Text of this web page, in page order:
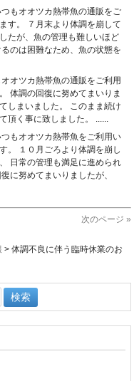
つもオオツカ熱帯魚の通販をご
す。 ７月末より体調を崩して
たが、魚の管理も難しいほど
のは困難なため、魚の状態を
オツカ熱帯魚の通販をご利用
体調の回復に努めてまいりま
しまいました。 このまま続け
頂く事に致しました。 ......
つもオオツカ熱帯魚をご利用い
。 １０月ごろより体調を崩し
日常の管理も満足に進められ
に努めてまいりましたが、
次のページ »
>体調不良に伴う臨時休業のお